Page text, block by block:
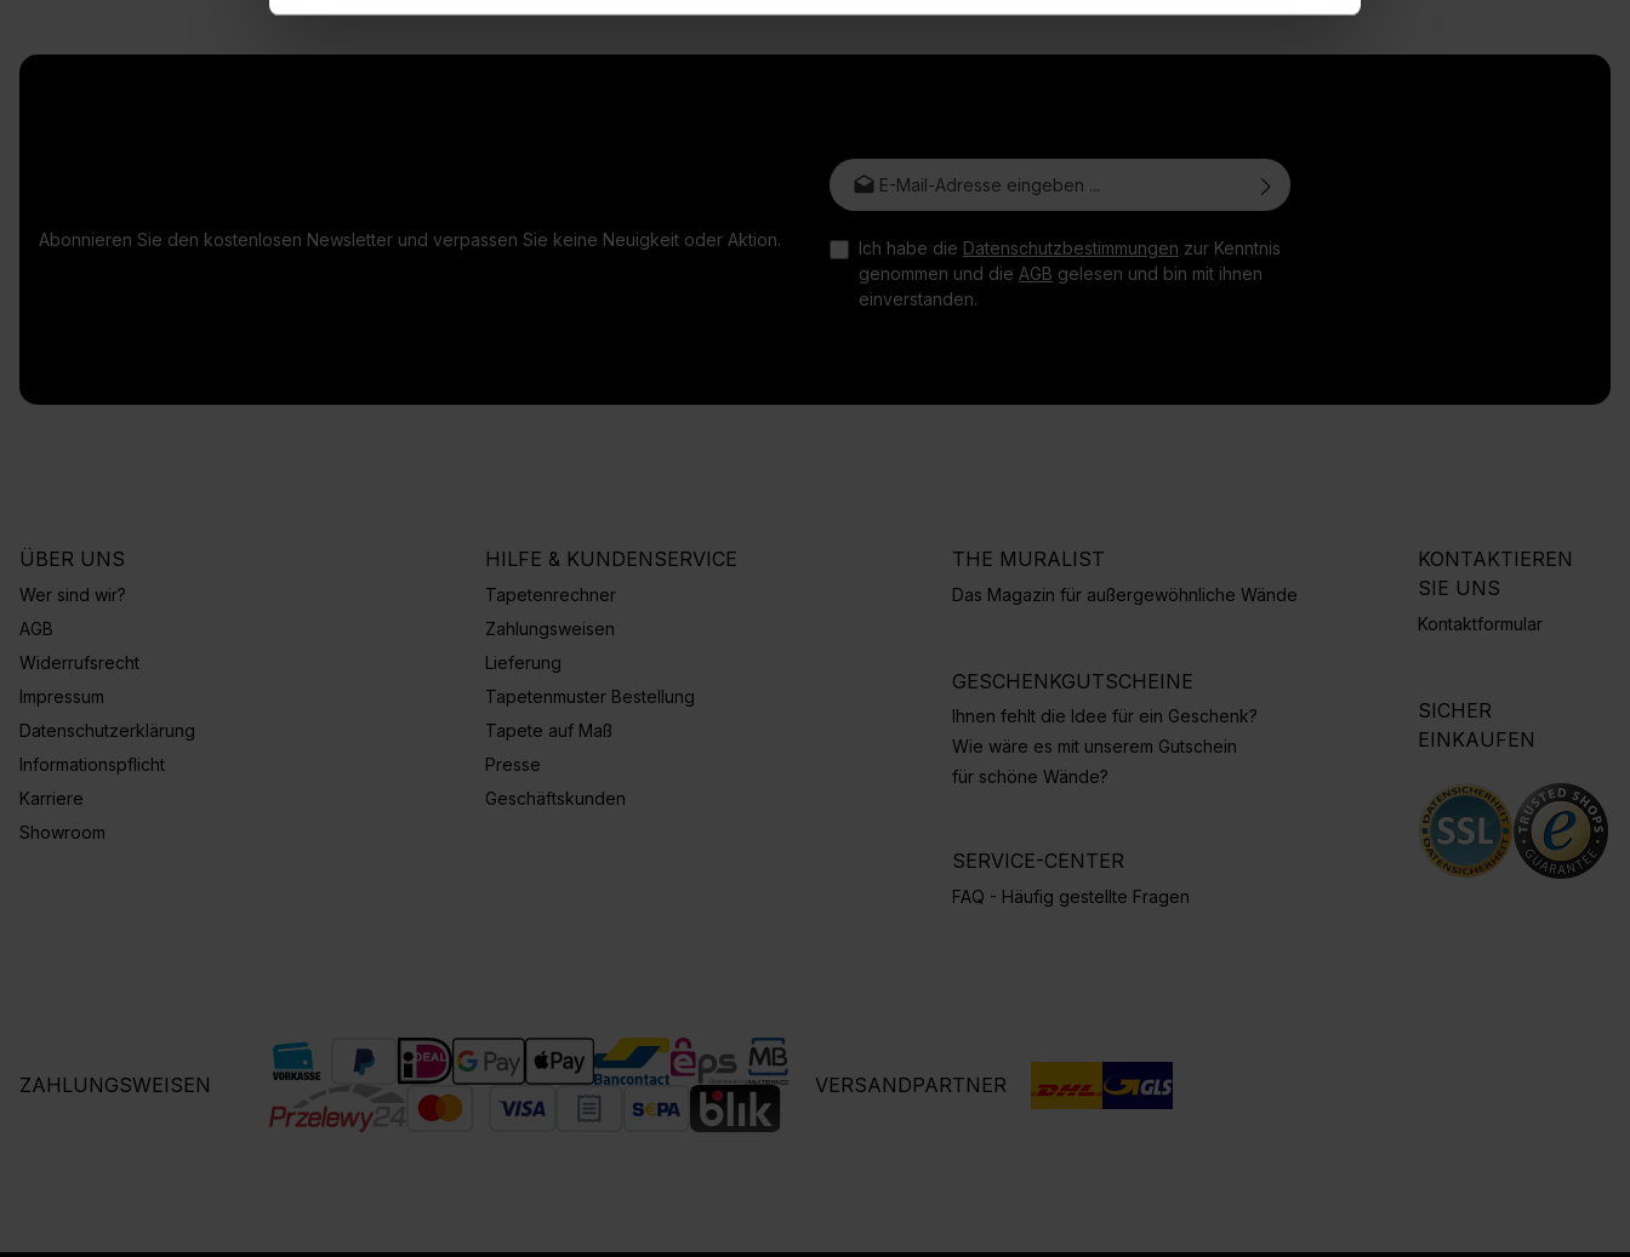
Abonnieren Sie den kostenlosen Newsletter und verpassen Sie keine Neuigkeit oder Aktion.
E-Mail-Adresse*
Ich habe die Datenschutzbestimmungen zur Kenntnis
genommen und die AGB gelesen und bin mit ihnen
einverstanden.
ÜBER UNS
Wer sind wir?
AGB
Widerrufsrecht
Impressum
Datenschutzerklärung
Informationspflicht
Karriere
Showroom
HILFE & KUNDENSERVICE
Tapetenrechner
Zahlungsweisen
Lieferung
Tapetenmuster Bestellung
Tapete auf Maß
Presse
Geschäftskunden
THE MURALIST
Das Magazin für außergewöhnliche Wände
GESCHENKGUTSCHEINE
Ihnen fehlt die Idee für ein Geschenk?
Wie wäre es mit unserem Gutschein
für schöne Wände?
SERVICE-CENTER
FAQ - Häufig gestellte Fragen
KONTAKTIEREN
SIE UNS
Kontaktformular
SICHER
EINKAUFEN
ZAHLUNGSWEISEN VERSANDPARTNER